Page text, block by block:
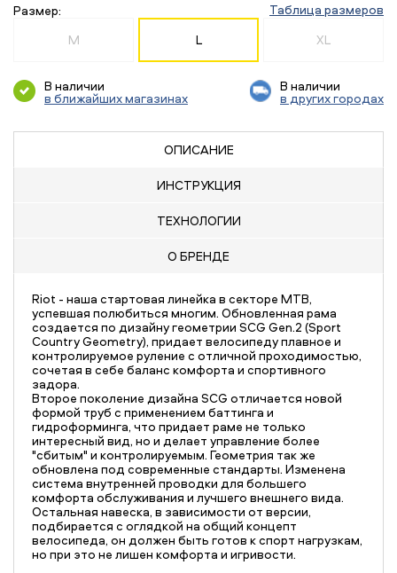
Размер:
Таблица размеров
M
L XL
В наличии
в ближайших магазинах
В наличии
в других городах
ОПИСАНИЕ
ИНСТРУКЦИЯ
ТЕХНОЛОГИИ
О БРЕНДЕ
Riot - наша стартовая линейка в секторе MTB,
успевшая полюбиться многим. Обновленная рама
создается по дизайну геометрии SCG Gen.2 (Sport
Country Geometry), придает велосипеду плавное и
контролируемое руление с отличной проходимостью,
сочетая в себе баланс комфорта и спортивного
задора.
Второе поколение дизайна SCG отличается новой
формой труб с применением баттинга и
гидроформинга, что придает раме не только
интересный вид, но и делает управление более
"сбитым" и контролируемым. Геометрия так же
обновлена под современные стандарты. Изменена
система внутренней проводки для большего
комфорта обслуживания и лучшего внешнего вида.
Остальная навеска, в зависимости от версии,
подбирается с оглядкой на общий концепт
велосипеда, он должен быть готов к спорт нагрузкам,
но при это не лишен комфорта и игривости.